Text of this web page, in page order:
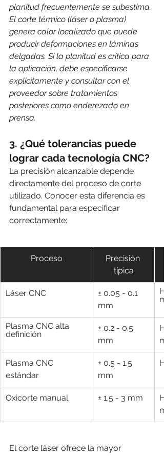
planitud frecuentemente se subestima.
El corte térmico (láser o plasma)
genera calor localizado que puede
producir deformaciones en láminas
delgadas. Si la planitud es crítica para
la aplicación, debe especificarse
explícitamente y consultar con el
proveedor sobre tratamientos
posteriores como enderezado en
prensa.
3. ¿Qué tolerancias puede
lograr cada tecnología CNC?
La precisión alcanzable depende
directamente del proceso de corte
utilizado. Conocer esta diferencia es
fundamental para especificar
correctamente:
Proceso
Precisión
típica
Láser CNC
± 0.05 - 0.1
mm
Plasma CNC alta
definición
± 0.2 - 0.5
mm
Plasma CNC
estándar
± 0.5 - 1.5
mm
Oxicorte manual ± 1.5 - 3 mm
El corte láser ofrece la mayor